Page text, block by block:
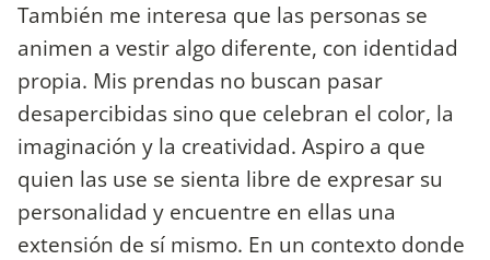
También me interesa que las personas se
animen a vestir algo diferente, con identidad
propia. Mis prendas no buscan pasar
desapercibidas sino que celebran el color, la
imaginación y la creatividad. Aspiro a que
quien las use se sienta libre de expresar su
personalidad y encuentre en ellas una
extensión de sí mismo. En un contexto donde